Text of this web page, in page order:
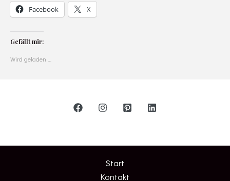
Facebook X
Gefällt mir:
Wird geladen …
Start
Kontakt